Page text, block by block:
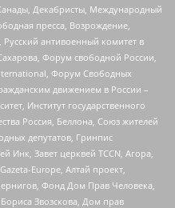
Декабристы, Международный
пресса, Возрождение,
антивоенный комитет в
Форум свободной России,
Форум Свободных
движением в России –
Институт государственного
Россия, Беллона, Союз жителей
депутатов, Гринпис
Завет церквей TCCN, Агора,
Europe, Алтай проект,
Фонд Дом Прав Человека,
Звозскова, Дом прав